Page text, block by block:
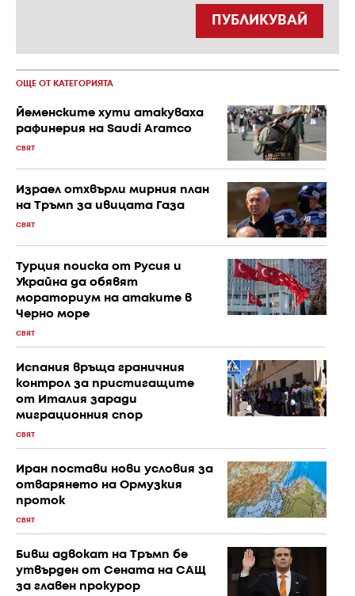
ПУБЛИКУВАЙ
ОЩЕ ОТ КАТЕГОРИЯТА
Йеменските хути атакуваха
рафинерия на Saudi Aramco
СВЯТ
Израел отхвърли мирния план
на Тръмп за ивицата Газа
СВЯТ
Турция поиска от Русия и
Украйна да обявят
мораториум на атаките в
Черно море
СВЯТ
Испания връща граничния
контрол за пристигащите
от Италия заради
миграционния спор
СВЯТ
Иран постави нови условия за
отварянето на Ормузкия
проток
СВЯТ
Бивш адвокат на Тръмп бе
утвърден от Сената на САЩ
за главен прокурор